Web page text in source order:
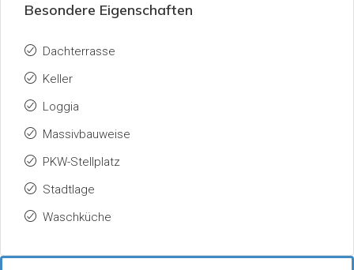
Besondere Eigenschaften
Dachterrasse
Keller
Loggia
Massivbauweise
PKW-Stellplatz
Stadtlage
Waschküche